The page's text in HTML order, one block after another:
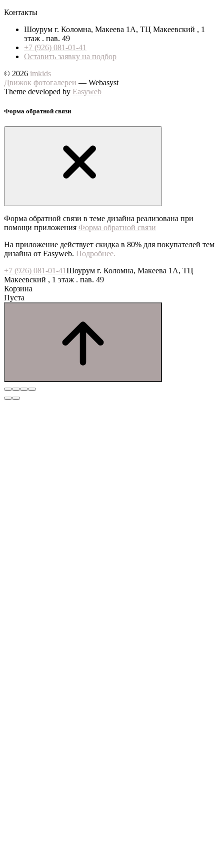
Контакты
Шоурум г. Коломна, Макеева 1А, ТЦ Макеевский , 1
этаж . пав. 49
+7 (926) 081-01-41
Оставить заявку на подбор
© 2026 imkids
Движок фотогалереи — Webasyst
Theme developed by Easyweb
Форма обратной связи
Форма обратной связи в теме дизайна реализована при
помощи приложения Форма обратной связи
На приложение действует скидка в 80% для покупателей тем
дизайна от Easyweb. Подробнее.
+7 (926) 081-01-41Шоурум г. Коломна, Макеева 1А, ТЦ
Макеевский , 1 этаж . пав. 49
Корзина
Пуста